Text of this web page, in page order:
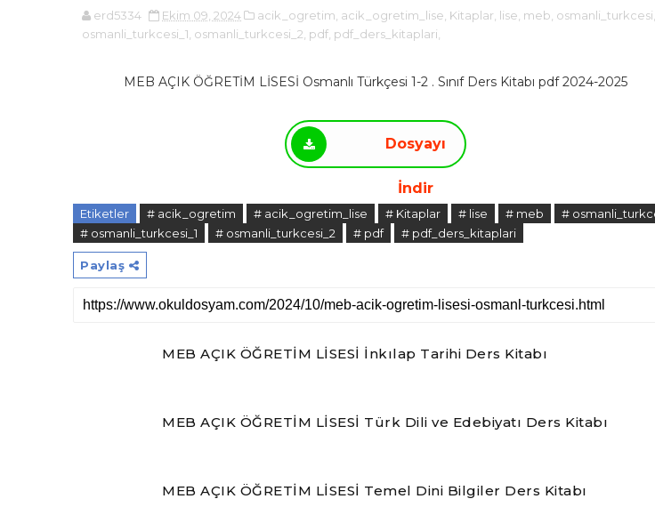
erd5334 Ekim 09, 2024 acik_ogretim, acik_ogretim_lise, Kitaplar, lise, meb, osmanli_turkcesi,
osmanli_turkcesi_1, osmanli_turkcesi_2, pdf, pdf_ders_kitaplari,
MEB AÇIK ÖĞRETİM LİSESİ Osmanlı Türkçesi 1-2 . Sınıf Ders Kitabı pdf 2024-2025
Dosyayı
İndir
Etiketler # acik_ogretim # acik_ogretim_lise # Kitaplar # lise # meb
#
# osmanli_turkcesi_1
# osmanli_turkcesi_2 # pdf # pdf_ders_kitaplari
Paylaş
MEB AÇIK ÖĞRETİM LİSESİ İnkılap Tarihi Ders Kitabı
MEB AÇIK ÖĞRETİM LİSESİ Türk Dili ve Edebiyatı Ders Kitabı
MEB AÇIK ÖĞRETİM LİSESİ Temel Dini Bilgiler Ders Kitabı